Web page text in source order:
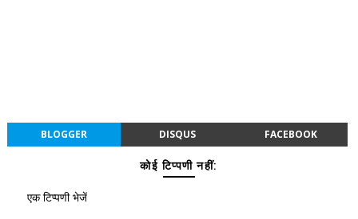
BLOGGER DISQUS FACEBOOK
कोई टिप्पणी नहीं:
एक टिप्पणी भेजें